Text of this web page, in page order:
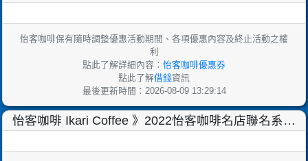
怡客咖啡保有隨時調整優惠活動期間、各項優惠內容及終止活動之權
利
點此了解詳細內容： 怡客咖啡優惠券
點此了解借錢資訊
最後更新時間：2026-08-09 13:29:14
怡客咖啡 Ikari Coffee 》2022怡客咖啡名店聯名系列